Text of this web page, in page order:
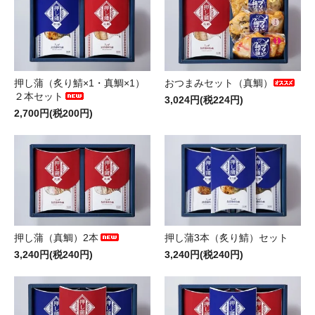
押し蒲（炙り鯖×1・真鯛×1）
２本セット
2,700円(税200円)
おつまみセット（真鯛）
3,024円(税224円)
押し蒲（真鯛）2本
3,240円(税240円)
押し蒲3本（炙り鯖）セット
3,240円(税240円)